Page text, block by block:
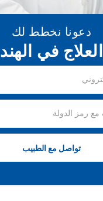
دعونا نخطط لك
العلاج في الهند